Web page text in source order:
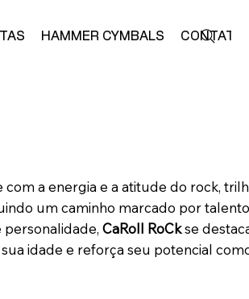
HAMMER CYMBALS CONTATO
a energia e a atitude do rock,
um caminho marcado por
personalidade,CaRoll RoCkse
idade e reforça seu potencial